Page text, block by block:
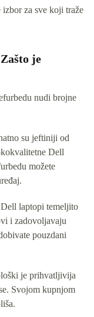
za sve koji traže
je
nudi brojne
su jeftiniji od
Dell
možete
laptopi temeljito
i zadovoljavaju
pouzdani
je prihvatljivija
Svojom kupnjom